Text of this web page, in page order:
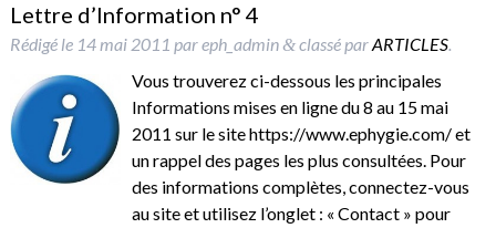
Lettre d’Information n° 4
Rédigé le 14 mai 2011 pareph_admin &classé parARTICLES.
Vous trouverez ci-dessous les principales
Informations mises en ligne du 8 au 15 mai
2011 sur le site https://www.ephygie.com/ et
un rappel des pages les plus consultées. Pour
des informations complètes, connectez-vous
au site et utilisez l’onglet : « Contact » pour